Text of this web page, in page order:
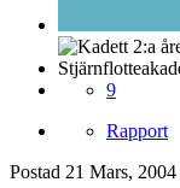
9
Rapport
Postad 21 Mars, 2004